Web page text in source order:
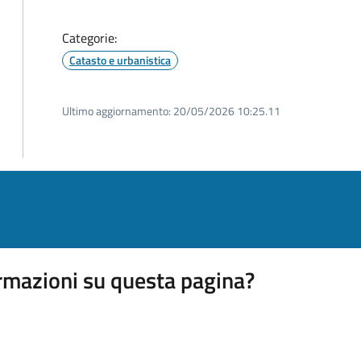
Categorie:
Catasto e urbanistica
Ultimo aggiornamento: 20/05/2026 10:25.11
su questa pagina?